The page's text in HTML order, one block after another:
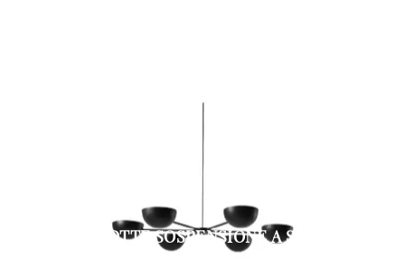
CHARLOTTE SOSPENSIONE A SEI LUCI